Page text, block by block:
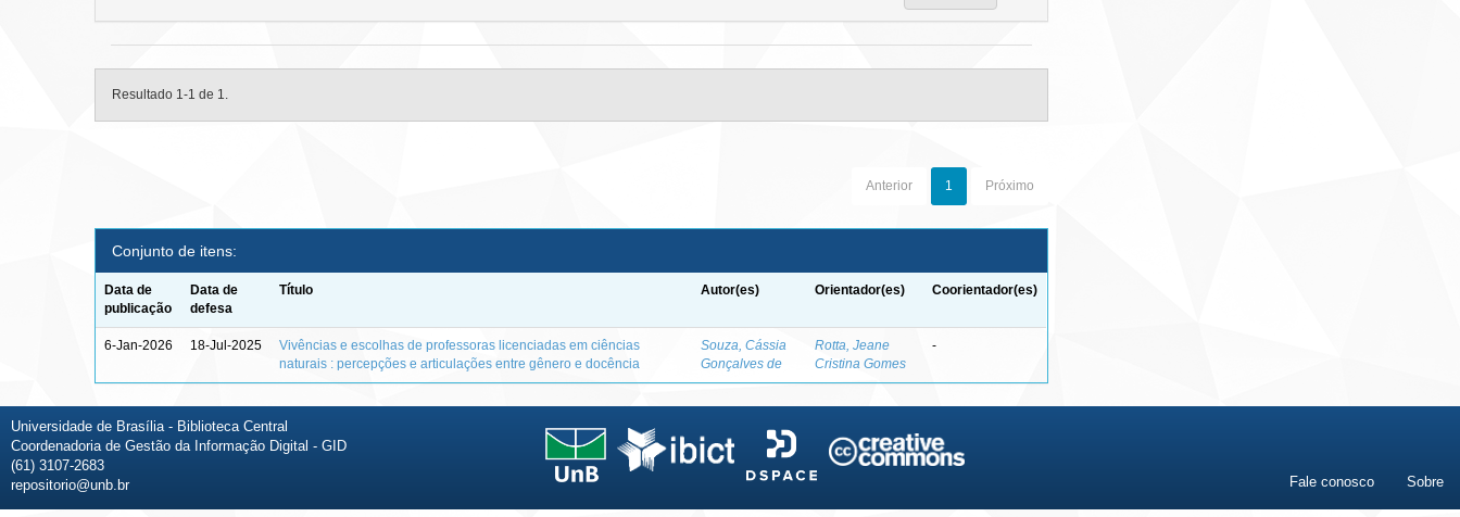
Resultado 1-1 de 1.
Anterior 1 Próximo
Conjunto de itens:
Data de
publicação
Data de
defesa
Título Autor(es) Orientador(es) Coorientador(es)
6-Jan-2026 18-Jul-2025
Vivências e escolhas de professoras licenciadas em ciências
naturais : percepções e articulações entre gênero e docência
Souza, Cássia
Gonçalves de
Rotta, Jeane
Cristina Gomes
-
Universidade de Brasília - Biblioteca Central
Coordenadoria de Gestão da Informação Digital - GID
(61) 3107-2683
repositorio@unb.br
Fale conosco Sobre